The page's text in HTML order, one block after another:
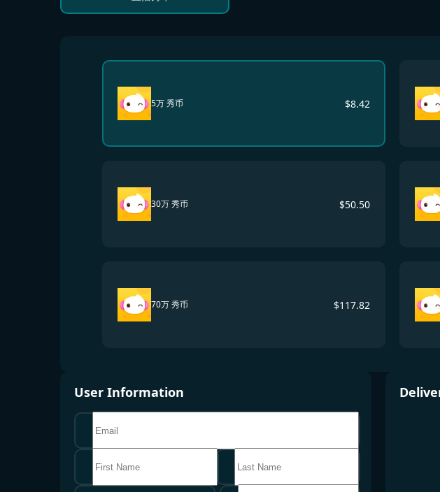
5万 秀币 $8.42
30万 秀币 $50.50
70万 秀币 $117.82
User Information